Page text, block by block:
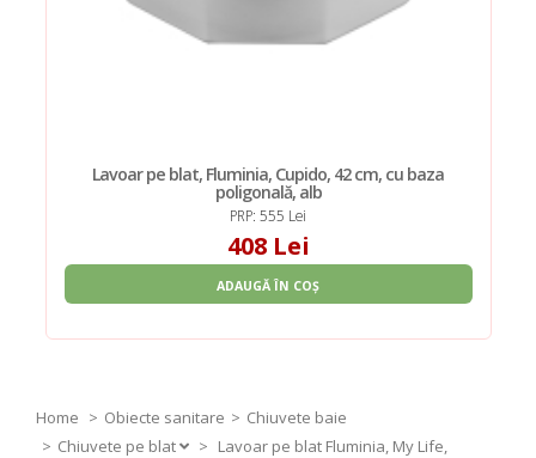
Lavoar pe blat, Fluminia, Cupido, 42 cm, cu baza
poligonală, alb
PRP: 555 Lei
408 Lei
ADAUGĂ ÎN COȘ
Home Obiecte sanitare
Chiuvete baie
Chiuvete pe blat
> Lavoar pe blat Fluminia, My Life,